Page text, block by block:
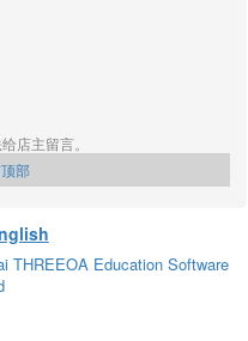
店主留言。
部
THREEOA Education Software